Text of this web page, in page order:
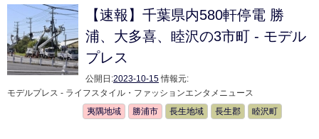
【速報】千葉県内580軒停電 勝
浦、大多喜、睦沢の3市町 - モデル
プレス
公開日:2023-10-15 情報元:
モデルプレス - ライフスタイル・ファッションエンタメニュース
夷隅地域
勝浦市 長生地域 長生郡 睦沢町